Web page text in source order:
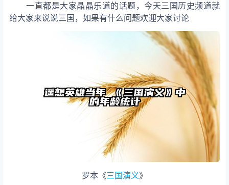
一直都是大家晶晶乐道的话题，今天三国历史频道就
给大家来说说三国，如果有什么问题欢迎大家讨论
罗本《三国演义》